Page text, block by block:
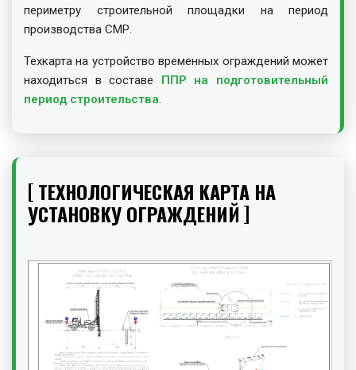
периметру строительной площадки на период
производства СМР.
Техкарта на устройство временных ограждений может
находиться в составе ППР на подготовительный
период строительства.
ТЕХНОЛОГИЧЕСКАЯ КАРТА НА
УСТАНОВКУ ОГРАЖДЕНИЙ